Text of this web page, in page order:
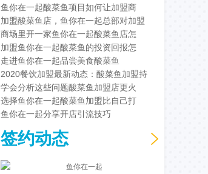
鱼你在一起酸菜鱼项目如何让加盟商
加盟酸菜鱼店，鱼你在一起总部对加盟
商场里开一家鱼你在一起酸菜鱼店怎
加盟鱼你在一起酸菜鱼的投资回报怎
走进鱼你在一起品尝美食酸菜鱼
2020餐饮加盟最新动态：酸菜鱼加盟持
学会分析这些问题酸菜鱼加盟店更火
选择鱼你在一起酸菜鱼加盟比自己打
鱼你在一起分享开店引流技巧
签约动态